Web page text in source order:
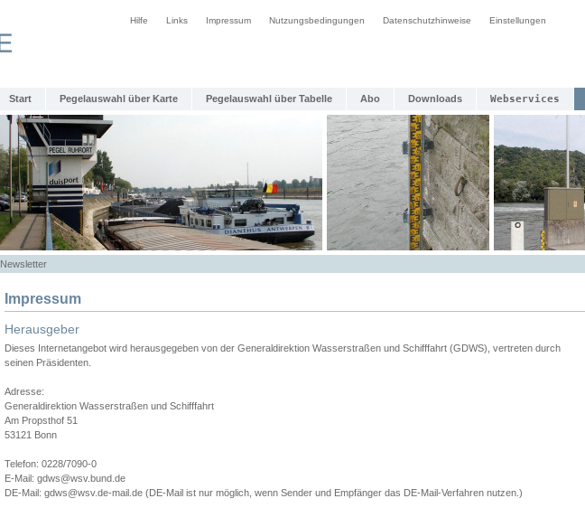
Hilfe Links Impressum Nutzungsbedingungen Datenschutzhinweise Einstellungen
Start Pegelauswahl über Karte Pegelauswahl über Tabelle Abo Downloads Webservices
Newsletter
Impressum
Herausgeber
Dieses Internetangebot wird herausgegeben von der Generaldirektion Wasserstraßen und Schifffahrt (GDWS), vertreten durch
seinen Präsidenten.
Adresse:
Generaldirektion Wasserstraßen und Schifffahrt
Am Propsthof 51
53121 Bonn
Telefon: 0228/7090-0
E-Mail: gdws@wsv.bund.de
DE-Mail: gdws@wsv.de-mail.de (DE-Mail ist nur möglich, wenn Sender und Empfänger das DE-Mail-Verfahren nutzen.)